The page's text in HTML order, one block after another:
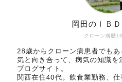
クローン病歴
岡田のＩＢ
28歳からクローン病患者でも
気と向き合って、病気の知識を
ブログサイト。
関西在住40代。飲食業勤務、